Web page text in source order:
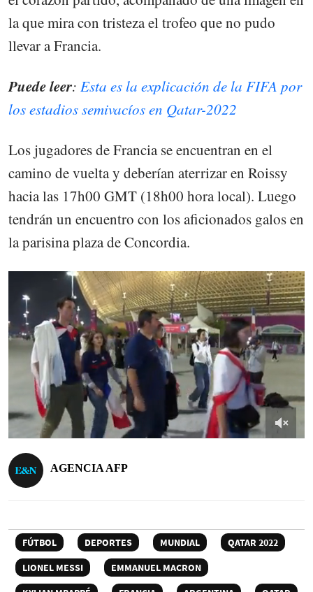
la que mira con tristeza el trofeo que no pudo
llevar a Francia.
Puede leer: Esta es la explicación de la FIFA por
los estadios semivacíos en Qatar-2022
Los jugadores de Francia se encuentran en el
camino de vuelta y deberían aterrizar en Roissy
hacia las 17h00 GMT (18h00 hora local). Luego
tendrán un encuentro con los aficionados galos en
la parisina plaza de Concordia.
AGENCIA AFP
FÚTBOL DEPORTES MUNDIAL
QATAR 2022
LIONEL MESSI
EMMANUEL MACRON